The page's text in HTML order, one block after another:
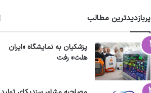
پربازدیدترین مطالب
پزشکیان به نمایشگاه «ایران
هلث» رفت